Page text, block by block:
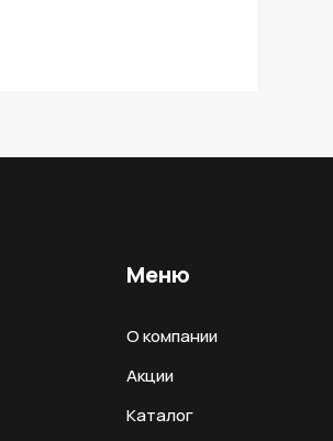
Меню
О компании
Акции
Каталог